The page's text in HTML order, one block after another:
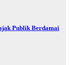
Publik Berdamai